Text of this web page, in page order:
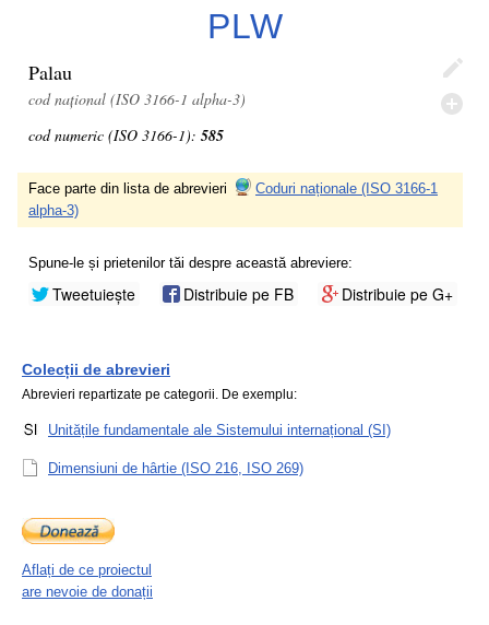
PLW
Palau
cod național (ISO 3166-1 alpha-3)
cod numeric (ISO 3166-1): 585
Face parte din lista de abrevieri
Coduri naționale (ISO 3166-1
alpha-3)
Spune-le și prietenilor tăi despre această abreviere:
Tweetuiește Distribuie pe FB Distribuie pe G+
Colecții de abrevieri
Abrevieri repartizate pe categorii. De exemplu:
Unitățile fundamentale ale Sistemului internațional (SI)
Dimensiuni de hârtie (ISO 216, ISO 269)
Aflați de ce proiectul
are nevoie de donații